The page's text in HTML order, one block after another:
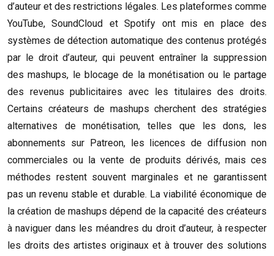
d’auteur et des restrictions légales. Les plateformes comme
YouTube, SoundCloud et Spotify ont mis en place des
systèmes de détection automatique des contenus protégés
par le droit d’auteur, qui peuvent entraîner la suppression
des mashups, le blocage de la monétisation ou le partage
des revenus publicitaires avec les titulaires des droits.
Certains créateurs de mashups cherchent des stratégies
alternatives de monétisation, telles que les dons, les
abonnements sur Patreon, les licences de diffusion non
commerciales ou la vente de produits dérivés, mais ces
méthodes restent souvent marginales et ne garantissent
pas un revenu stable et durable. La viabilité économique de
la création de mashups dépend de la capacité des créateurs
à naviguer dans les méandres du droit d’auteur, à respecter
les droits des artistes originaux et à trouver des solutions